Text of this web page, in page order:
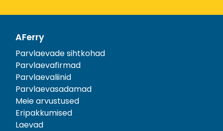
AFerry
Parvlaevade sihtkohad
Parvlaevafirmad
Parvlaevaliinid
Parvlaevasadamad
Meie arvustused
Eripakkumised
Laevad